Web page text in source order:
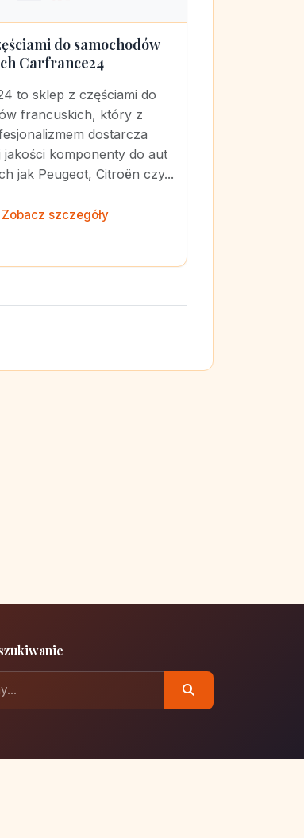
do samochodów
Carfrance24
to sklep z częściami do
francuskich, który z
dostarcza
jakości komponenty do aut
jak Peugeot, Citroën czy...
Zobacz szczegóły